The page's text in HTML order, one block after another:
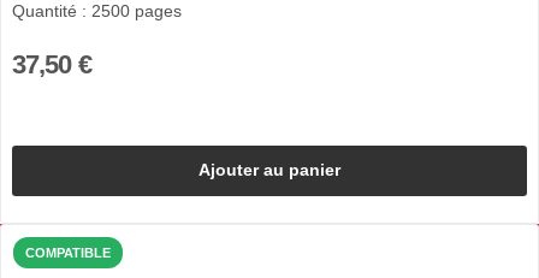
Quantité : 2500 pages
37,50 €
Ajouter au panier
COMPATIBLE